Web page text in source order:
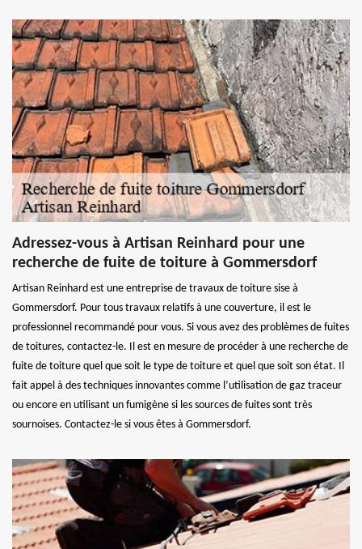
Adressez-vous à Artisan Reinhard pour une
recherche de fuite de toiture à Gommersdorf
Artisan Reinhard est une entreprise de travaux de toiture sise à
Gommersdorf. Pour tous travaux relatifs à une couverture, il est le
professionnel recommandé pour vous. Si vous avez des problèmes de fuites
de toitures, contactez-le. Il est en mesure de procéder à une recherche de
fuite de toiture quel que soit le type de toiture et quel que soit son état. Il
fait appel à des techniques innovantes comme l’utilisation de gaz traceur
ou encore en utilisant un fumigène si les sources de fuites sont très
sournoises. Contactez-le si vous êtes à Gommersdorf.